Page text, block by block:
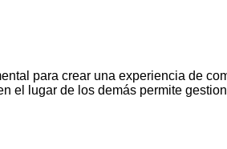
para crear una experiencia de
el lugar de los demás permite